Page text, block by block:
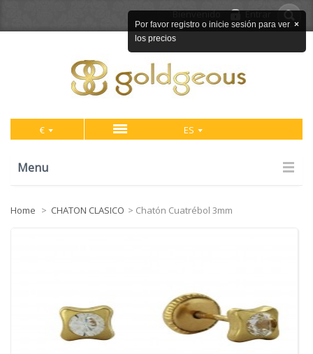
€ ES
Bienvenido Entrar
Menu
Home > CHATON CLASICO > Chatón Cuatrébol 3mm
×
Por favor registro o inicie sesión para ver
los precios